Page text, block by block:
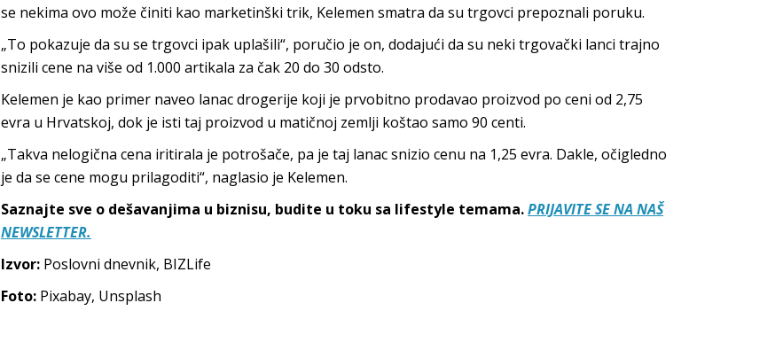
se nekima ovo može činiti kao marketinški trik, Kelemen smatra da su trgovci prepoznali poruku.
„To pokazuje da su se trgovci ipak uplašili“, poručio je on, dodajući da su neki trgovački lanci trajno
snizili cene na više od 1.000 artikala za čak 20 do 30 odsto.
Kelemen je kao primer naveo lanac drogerije koji je prvobitno prodavao proizvod po ceni od 2,75
evra u Hrvatskoj, dok je isti taj proizvod u matičnoj zemlji koštao samo 90 centi.
„Takva nelogična cena iritirala je potrošače, pa je taj lanac snizio cenu na 1,25 evra. Dakle, očigledno
je da se cene mogu prilagoditi“, naglasio je Kelemen.
Saznajte sve o dešavanjima u biznisu, budite u toku sa lifestyle temama.PRIJAVITE SE NA NAŠ
NEWSLETTER.
Izvor: Poslovni dnevnik, BIZLife
Foto: Pixabay, Unsplash